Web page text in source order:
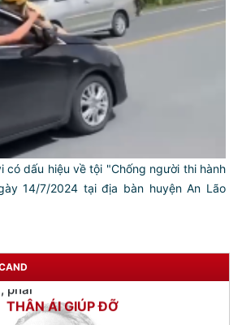
có dấu hiệu về tội "Chống người thi hành
14/7/2024 tại địa bàn huyện An Lão
TƯ CÁCH
AN CÁCH MỆNH LÀ:
phải
KIỆM, LIÊM, CHÍNH
THÂN ÁI GIÚP ĐỠ
phải
ĐỐI TRUNG THÀNH